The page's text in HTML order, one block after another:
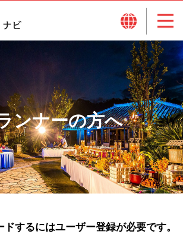
ンナーの方へ
するにはユーザー登録が必要です。